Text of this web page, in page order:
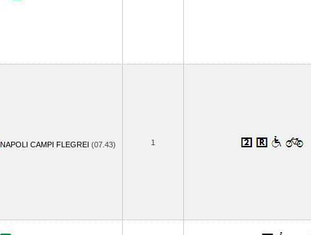
NAPOLI CAMPI FLEGREI (07.43) 1